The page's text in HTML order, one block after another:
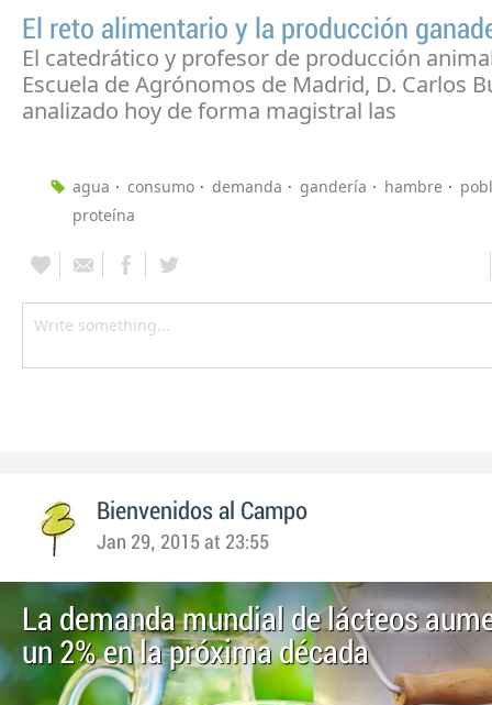
El reto alimentario y la producción
El catedrático y profesor de producción
Escuela de Agrónomos de Madrid, D. Carlos
analizado hoy de forma magistral las
agua consumo demanda gandería hambre
proteína
Bienvenidos al Campo
Jan 29, 2015 at 23:55
La demanda mundial de lácteos
un 2% en la próxima década